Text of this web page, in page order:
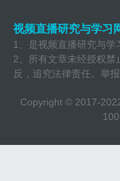
视频直播研究与学习
1、是视频直播研究与学
2、所有文章未经授权
反，追究法律责任。举报
Copyright © 2017-